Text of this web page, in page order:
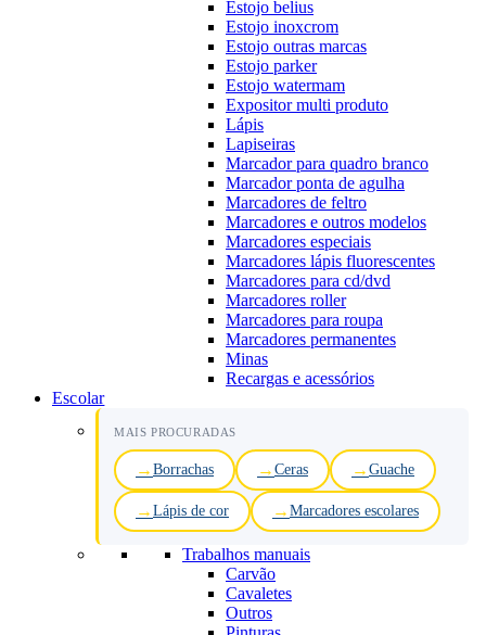
Estojo belius
Estojo inoxcrom
Estojo outras marcas
Estojo parker
Estojo watermam
Expositor multi produto
Lápis
Lapiseiras
Marcador para quadro branco
Marcador ponta de agulha
Marcadores de feltro
Marcadores e outros modelos
Marcadores especiais
Marcadores lápis fluorescentes
Marcadores para cd/dvd
Marcadores roller
Marcadores para roupa
Marcadores permanentes
Minas
Recargas e acessórios
Escolar
MAIS PROCURADAS
Borrachas Ceras Guache
Lápis de cor Marcadores escolares
Trabalhos manuais
Carvão
Cavaletes
Outros